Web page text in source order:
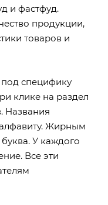
и фастфуд.
продукции,
товаров и
под специфику
клике на раздел
Названия
Жирным
У каждого
Все эти